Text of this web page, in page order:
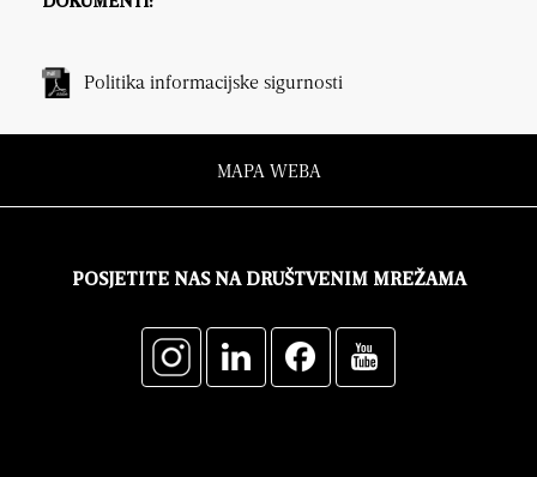
Politika informacijske sigurnosti
MAPA WEBA
POSJETITE NAS NA DRUŠTVENIM MREŽAMA